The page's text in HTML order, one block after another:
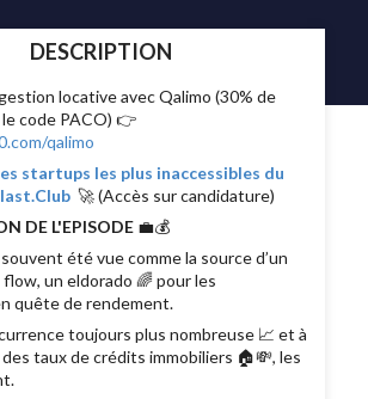
DESCRIPTION
locative avec Qalimo (30% de
code PACO) 👉
qalimo
startups les plus inaccessibles du
🚀 (Accès sur candidature)
DE L'EPISODE 💼💰
été vue comme la source d’un
un eldorado 🌈 pour les
quête de rendement.
toujours plus nombreuse 📈 et à
taux de crédits immobiliers 🏠💸, les